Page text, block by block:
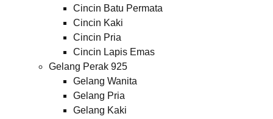
Cincin Batu Permata
Cincin Kaki
Cincin Pria
Cincin Lapis Emas
Gelang Perak 925
Gelang Wanita
Gelang Pria
Gelang Kaki